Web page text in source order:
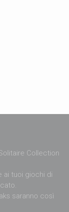
Collection
ai tuoi giochi di
saranno così